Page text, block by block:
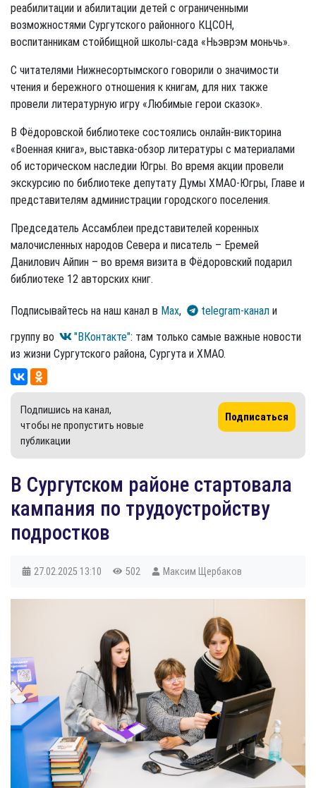
реабилитации и абилитации детей с ограниченными
возможностями Сургутского районного КЦСОН,
воспитанникам стойбищной школы-сада «Ньэврэм моньчь».
С читателями Нижнесортымского говорили о значимости
чтения и бережного отношения к книгам, для них также
провели литературную игру «Любимые герои сказок».
В Фёдоровской библиотеке состоялись онлайн-викторина
«Военная книга», выставка-обзор литературы с материалами
об историческом наследии Югры. Во время акции провели
экскурсию по библиотеке депутату Думы ХМАО-Югры, Главе и
представителям администрации городского поселения.
Председатель Ассамблеи представителей коренных
малочисленных народов Севера и писатель – Еремей
Данилович Айпин – во время визита в Фёдоровский подарил
библиотеке 12 авторских книг.
Подписывайтесь на наш канал в Max, telegram-канал и
группу во
"ВКонтакте": там только самые важные новости
из жизни Сургутского района, Сургута и ХМАО.
Подпишись на канал,
чтобы не пропустить новые
публикации
Подписаться
В Сургутском районе стартовала
кампания по трудоустройству
подростков
27.02.2025 13:10 502 Максим Щербаков